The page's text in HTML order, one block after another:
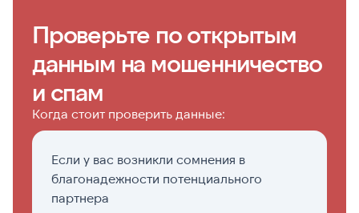
Проверьте по открытым
данным на мошенничество
и спам
Когда стоит проверить данные:
Если у вас возникли сомнения в
благонадежности потенциального
партнера